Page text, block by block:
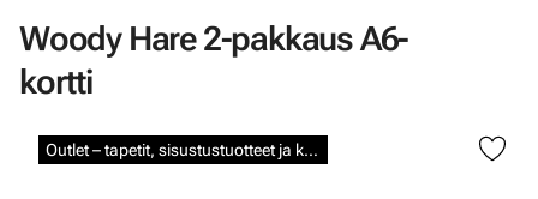
Woody Hare 2-pakkaus A6-
kortti
Outlet – tapetit, sisustustuotteet ja kalkkimaalit
Ohita kuvat